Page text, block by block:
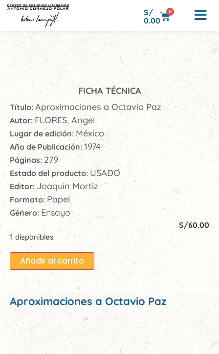
S/
0.00
0
FICHA TÉCNICA
Título: Aproximaciones a Octavio Paz
Autor: FLORES, Angel
Lugar de edición: México
Año de Publicación:1974
Páginas: 279
Estado del producto: USADO
Editor:Joaquín Mortiz
Formato: Papel
Género:Ensayo
S/60.00
1 disponibles
Añadir al carrito
Aproximaciones a Octavio Paz